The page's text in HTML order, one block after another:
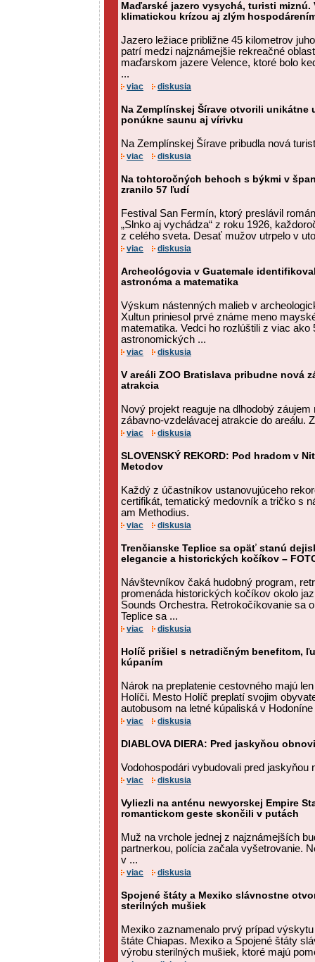
Maďarské jazero vysychá, turisti miznú.
klimatickou krízou aj zlým
Jazero ležiace približne 45 kilometrov
patrí medzi najznámejšie rekreačné
maďarskom jazere Velence, ktoré bolo
...
viac diskusia
Na Zemplínskej Šírave otvorili unikátne
ponúkne saunu aj vírivku
Na Zemplínskej Šírave pribudla nová
viac diskusia
Na tohtoročných behoch s býkmi v
zranilo 57 ľudí
Festival San Fermín, ktorý preslávil
„Slnko aj vychádza“ z roku 1926,
z celého sveta. Desať mužov utrpelo v
viac diskusia
Archeológovia v Guatemale
astronóma a matematika
Výskum nástenných malieb v
Xultun priniesol prvé známe meno
matematika. Vedci ho rozlúštili z viac
astronomických ...
viac diskusia
V areáli ZOO Bratislava pribudne nová
atrakcia
Nový projekt reaguje na dlhodobý
zábavno-vzdelávacej atrakcie do areálu.
viac diskusia
SLOVENSKÝ REKORD: Pod hradom v
Metodov
Každý z účastníkov ustanovujúceho
certifikát, tematický medovník a tričko s
am Methodius.
viac diskusia
Trenčianske Teplice sa opäť stanú
elegancie a historických kočíkov –
Návštevníkov čaká hudobný program,
promenáda historických kočíkov okolo
Sounds Orchestra. Retrokočíkovanie sa
Teplice sa ...
viac diskusia
Holíč prišiel s netradičným benefitom,
kúpaním
Nárok na preplatenie cestovného majú
Holíči. Mesto Holíč preplatí svojim
autobusom na letné kúpaliská v
viac diskusia
DIABLOVA DIERA: Pred jaskyňou
Vodohospodári vybudovali pred jaskyňou
viac diskusia
Vyliezli na anténu newyorskej Empire
romantickom geste skončili v putách
Muž na vrchole jednej z najznámejších
partnerkou, polícia začala vyšetrovanie.
v ...
viac diskusia
Spojené štáty a Mexiko slávnostne
sterilných mušiek
Mexiko zaznamenalo prvý prípad
štáte Chiapas. Mexiko a Spojené štáty
výrobu sterilných mušiek, ktoré majú